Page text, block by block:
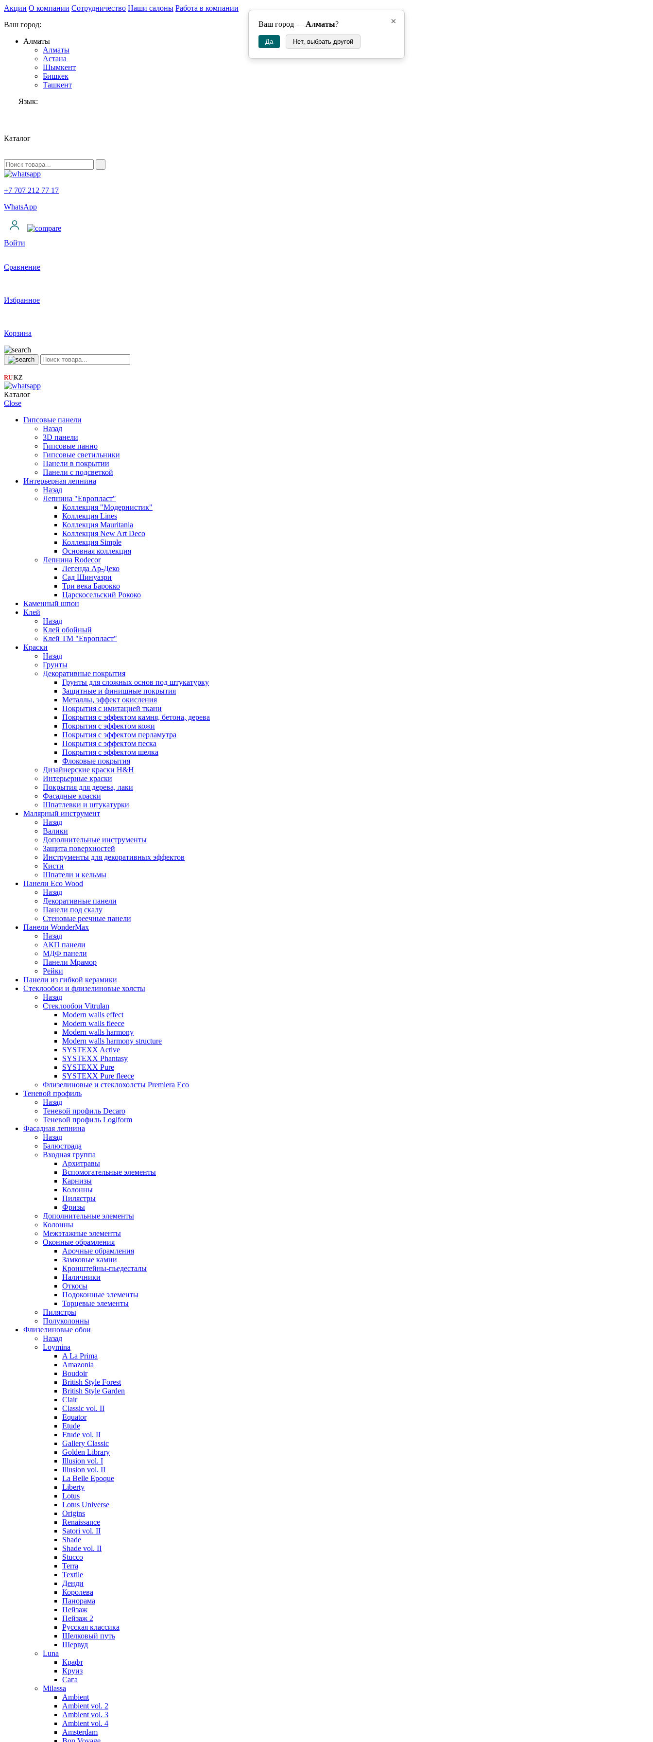
×
Ваш город — Алматы?
Да Нет, выбрать другой
Акции О компании Сотрудничество Наши салоны Работа в компании
Ваш город:
Алматы
Алматы
Астана
Шымкент
Бишкек
Ташкент
Язык:
Каталог
+7 707 212 77 17
WhatsApp
Войти
Сравнение
Избранное
Корзина
RU|KZ
Каталог
Close
Гипсовые панели
Назад
3D панели
Гипсовые панно
Гипсовые светильники
Панели в покрытии
Панели с подсветкой
Интерьерная лепнина
Назад
Лепнина "Европласт"
Коллекция "Модернистик"
Коллекция Lines
Коллекция Mauritania
Коллекция New Art Deco
Коллекция Simple
Основная коллекция
Лепнина Rodecor
Легенда Ар-Деко
Сад Шинуазри
Три века Барокко
Царскосельский Рококо
Каменный шпон
Клей
Назад
Клей обойный
Клей ТМ "Европласт"
Краски
Назад
Грунты
Декоративные покрытия
Грунты для сложных основ под штукатурку
Защитные и финишные покрытия
Металлы, эффект окисления
Покрытия с имитацией ткани
Покрытия с эффектом камня, бетона, дерева
Покрытия с эффектом кожи
Покрытия с эффектом перламутра
Покрытия с эффектом песка
Покрытия с эффектом шелка
Флоковые покрытия
Дизайнерские краски H&H
Интерьерные краски
Покрытия для дерева, лаки
Фасадные краски
Шпатлевки и штукатурки
Малярный инструмент
Назад
Валики
Дополнительные инструменты
Защита поверхностей
Инструменты для декоративных эффектов
Кисти
Шпатели и кельмы
Панели Eco Wood
Назад
Декоративные панели
Панели под скалу
Стеновые реечные панели
Панели WonderMax
Назад
АКП панели
МДФ панели
Панели Мрамор
Рейки
Панели из гибкой керамики
Стеклообои и флизелиновые холсты
Назад
Стеклообои Vitrulan
Modern walls effect
Modern walls fleece
Modern walls harmony
Modern walls harmony structure
SYSTEXX Active
SYSTEXX Phantasy
SYSTEXX Pure
SYSTEXX Pure fleece
Флизелиновые и стеклохолсты Premiera Eco
Теневой профиль
Назад
Теневой профиль Decaro
Теневой профиль Logiform
Фасадная лепнина
Назад
Балюстрада
Входная группа
Архитравы
Вспомогательные элементы
Карнизы
Колонны
Пилястры
Фризы
Дополнительные элементы
Колонны
Межэтажные элементы
Оконные обрамления
Арочные обрамления
Замковые камни
Кронштейны-пьедесталы
Наличники
Откосы
Подоконные элементы
Торцевые элементы
Пилястры
Полуколонны
Флизелиновые обои
Назад
Loymina
A La Prima
Amazonia
Boudoir
British Style Forest
British Style Garden
Clair
Classic vol. II
Equator
Etude
Etude vol. II
Gallery Classic
Golden Library
Illusion vol. I
Illusion vol. II
La Belle Epoque
Liberty
Lotus
Lotus Universe
Origins
Renaissance
Satori vol. II
Shade
Shade vol. II
Stucco
Terra
Textile
Денди
Королева
Панорама
Пейзаж
Пейзаж 2
Русская классика
Шелковый путь
Шервуд
Luna
Крафт
Круиз
Сага
Milassa
Ambient
Ambient vol. 2
Ambient vol. 3
Ambient vol. 4
Amsterdam